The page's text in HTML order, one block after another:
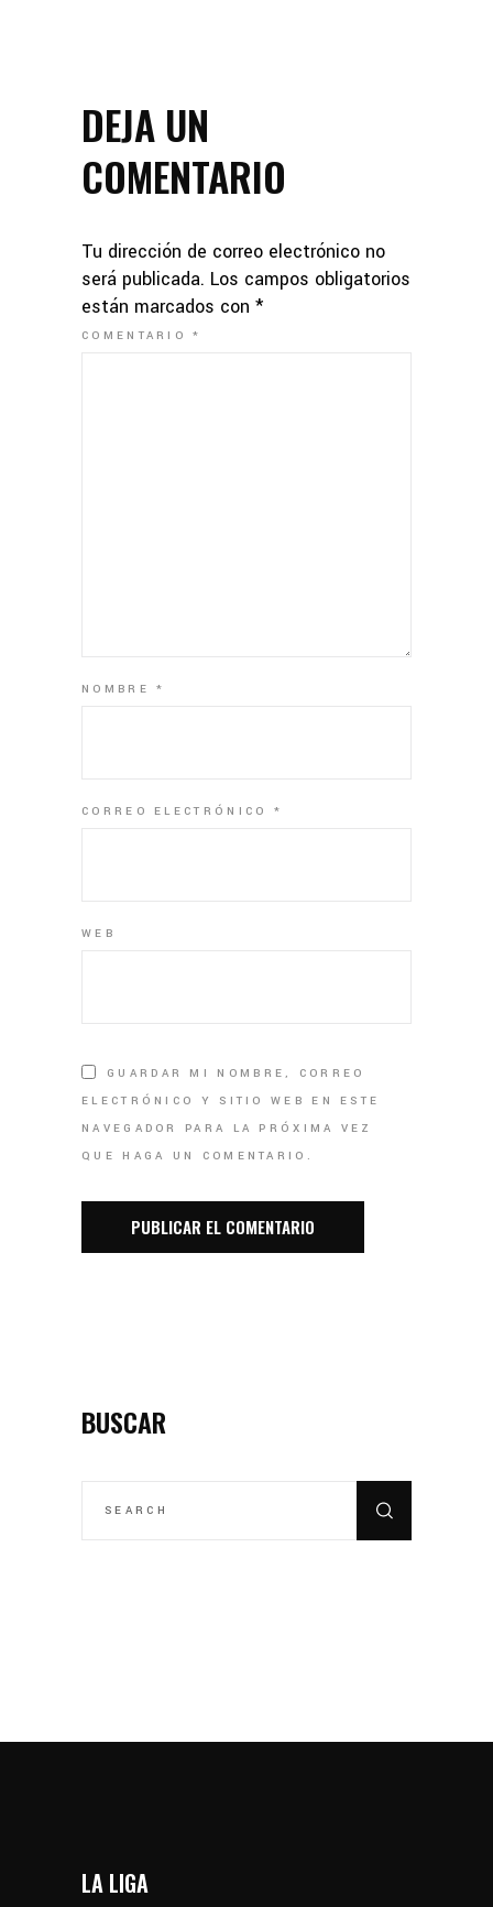
DEJA UN
COMENTARIO
Tu dirección de correo electrónico no
será publicada. Los campos obligatorios
están marcados con *
COMENTARIO*
NOMBRE*
CORREO ELECTRÓNICO *
WEB
GUARDAR MI NOMBRE, CORREO
ELECTRÓNICO Y SITIO WEB EN ESTE
NAVEGADOR PARA LA PRÓXIMA VEZ
QUE HAGA UN COMENTARIO.
BUSCAR
LA LIGA